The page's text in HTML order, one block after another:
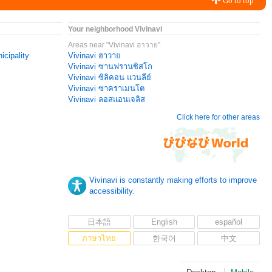
Your neighborhood Vivinavi
Areas near "Vivinavi ฮาวาย"
Vivinavi ฮาวาย
Vivinavi ซานฟรานซิสโก
Vivinavi ซิลิคอน แวนลีย์
Vivinavi ซาคราเมนโต
Vivinavi ลอสแอนเจลิส
Click here for other areas
Vivinavi is constantly making efforts to improve
accessibility.
日本語 English
español
ภาษาไทย
한국어 中文